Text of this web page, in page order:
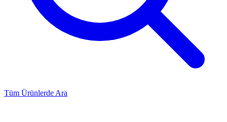
Tüm Ürünlerde Ara